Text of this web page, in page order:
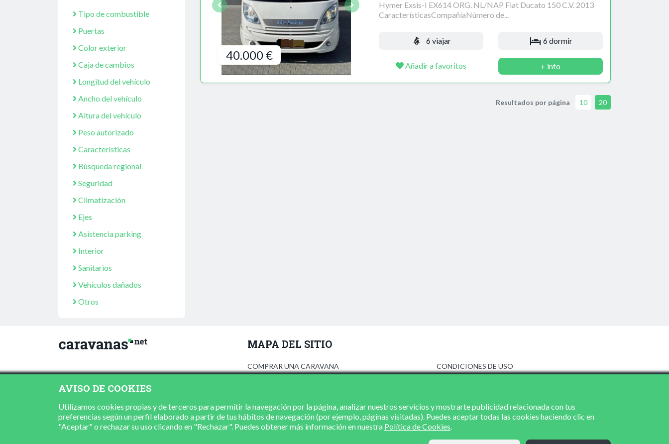
Tipo de combustible
Puertas
Color exterior
Caja de cambios
Longitud del vehículo
Ancho del vehículo
Altura del vehículo
Peso autorizado
Características
Búsqueda regional
Seguridad
Climatización
Ejes
Asistencia parking
Interior
Sanitarios
Vehículos dañados
Otros
40.000 €
Hymer Exsis-I EX614 ORG. NL/NAP Fiat Ducato 150 C.V. 2013
CaracterísticasCompañíaNúmero de...
6 viajar 6 dormir
Añadir a favoritos + info
Resultados por página 10 20
MAPA DEL SITIO
COMPRAR UNA CARAVANA
CONCESIONARIOS
CONTACTO
CONDICIONES DE USO
POLÍTICA DE COOKIES
AVISO DE COOKIES
Utilizamos cookies propias y de terceros para permitir la navegación por la página, analizar nuestros servicios y mostrarte publicidad relacionada con tus
preferencias según un perfil elaborado a partir de tus hábitos de navegación (por ejemplo, páginas visitadas). Puedes aceptar todas las cookies haciendo clic en
"Aceptar" o rechazar su uso clicando en "Rechazar". Puedes obtener más información en nuestra Política de Cookies.